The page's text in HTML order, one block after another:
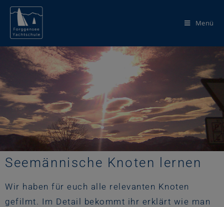
Menü
Seemännische Knoten lernen
Wir haben für euch alle relevanten Knoten
gefilmt. Im Detail bekommt ihr erklärt wie man